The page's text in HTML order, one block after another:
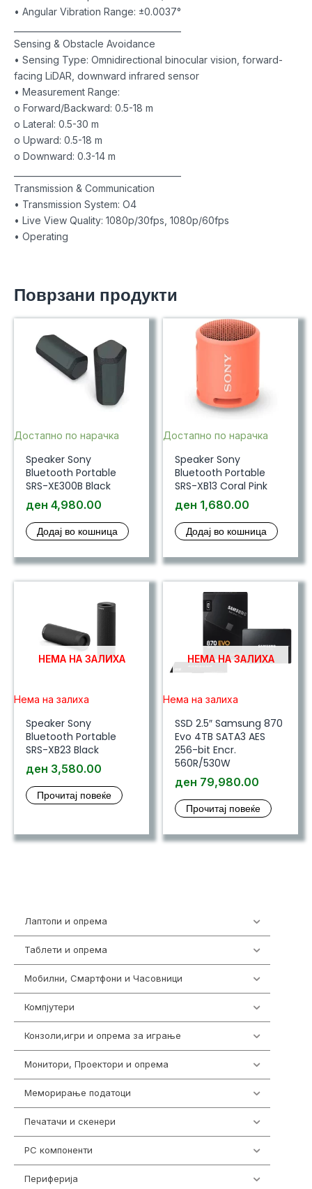
Лаптопи и опрема
Таблети и опрема
Мобилни, Смартфони и Часовници
Компјутери
Конзоли,игри и опрема за играње
Монитори, Проектори и опрема
Меморирање податоци
Печатачи и скенери
PC компоненти
Периферија
• Angular Vibration Range: ±0.0037°
Sensing & Obstacle Avoidance
• Sensing Type: Omnidirectional binocular vision, forward-
facing LiDAR, downward infrared sensor
• Measurement Range:
o Forward/Backward: 0.5-18 m
o Lateral: 0.5-30 m
o Upward: 0.5-18 m
o Downward: 0.3-14 m
Transmission & Communication
• Transmission System: O4
• Live View Quality: 1080p/30fps, 1080p/60fps
• Operating
Поврзани продукти
Достапно по нарачка
Speaker Sony
Bluetooth Portable
SRS-XE300B Black
ден 4,980.00
Додај во кошница
Достапно по нарачка
Speaker Sony
Bluetooth Portable
SRS-XB13 Coral Pink
ден 1,680.00
Додај во кошница
НЕМА НА ЗАЛИХА
Нема на залиха
Speaker Sony
Bluetooth Portable
SRS-XB23 Black
ден 3,580.00
Прочитај повеќе
НЕМА НА ЗАЛИХА
Нема на залиха
SSD 2.5″ Samsung 870
Evo 4TB SATA3 AES
256-bit Encr.
560R/530W
ден 79,980.00
Прочитај повеќе